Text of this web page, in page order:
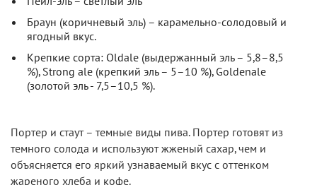
Браун (коричневый эль) – карамельно-солодовый и
ягодный вкус.
Крепкие сорта: Oldale (выдержанный эль – 5,8–8,5
%), Strong ale (крепкий эль – 5–10 %), Goldenale
(золотой эль - 7,5–10,5 %).
Портер и стаут – темные виды пива. Портер готовят из
темного солода и используют жженый сахар, чем и
объясняется его яркий узнаваемый вкус с оттенком
жареного хлеба и кофе.